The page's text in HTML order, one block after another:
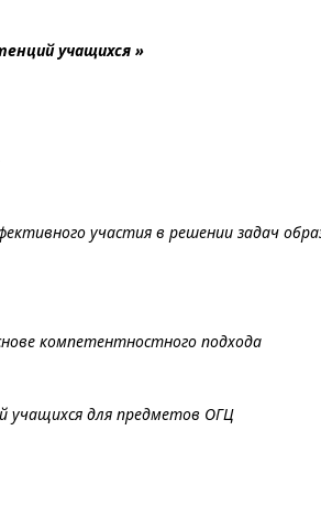
учащихся »
участия в решении задач
компетентностного подхода
учащихся для предметов ОГЦ